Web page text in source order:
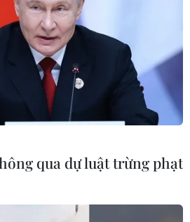
qua dự luật trừng phạt